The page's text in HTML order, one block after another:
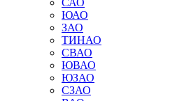
САО
ЮАО
ЗАО
ТИНАО
СВАО
ЮВАО
ЮЗАО
СЗАО